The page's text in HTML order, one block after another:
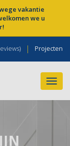
vakantie
we u
| Projecten